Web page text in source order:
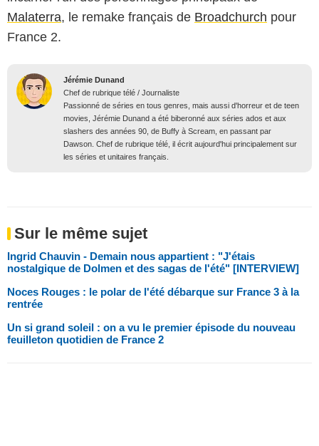
Malaterra, le remake français de Broadchurch pour
France 2.
Jérémie Dunand
Chef de rubrique télé / Journaliste
Passionné de séries en tous genres, mais aussi d'horreur et de teen
movies, Jérémie Dunand a été biberonné aux séries ados et aux
slashers des années 90, de Buffy à Scream, en passant par
Dawson. Chef de rubrique télé, il écrit aujourd'hui principalement sur
les séries et unitaires français.
Sur le même sujet
Ingrid Chauvin - Demain nous appartient : "J'étais
nostalgique de Dolmen et des sagas de l'été" [INTERVIEW]
Noces Rouges : le polar de l'été débarque sur France 3 à la
rentrée
Un si grand soleil : on a vu le premier épisode du nouveau
feuilleton quotidien de France 2